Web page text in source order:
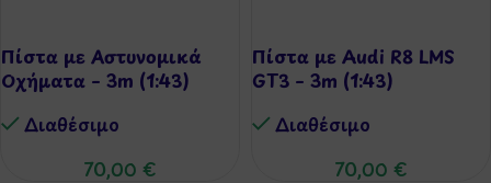
Πίστα με Αστυνομικά
Οχήματα – 3m (1:43)
Διαθέσιμo
70,00 €
Πίστα με Audi R8 LMS
GT3 – 3m (1:43)
Διαθέσιμo
70,00 €